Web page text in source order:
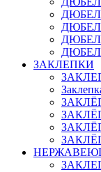
ЗАКЛЕПКИ